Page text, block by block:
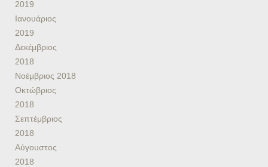
2019
Ιανουάριος
2019
Δεκέμβριος
2018
Νοέμβριος 2018
Οκτώβριος
2018
Σεπτέμβριος
2018
Αύγουστος
2018